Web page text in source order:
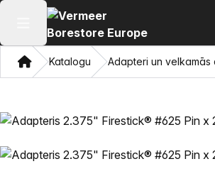
Atvērt galveno izvēlni
MājasKatalogu Adapteri un velkamās